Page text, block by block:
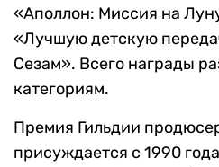
«Аполлон: Миссия на
«Лучшую детскую
Сезам». Всего награды
категориям.
Премия Гильдии
присуждается с 1990